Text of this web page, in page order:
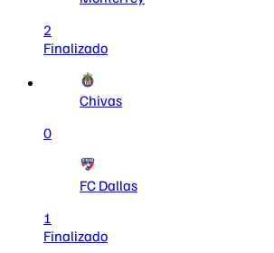
2
Finalizado
Chivas
0
FC Dallas
1
Finalizado